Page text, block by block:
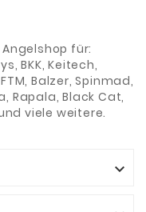
für:
BKK, Keitech,
Balzer, Spinmad,
Rapala, Black Cat,
viele weitere.
